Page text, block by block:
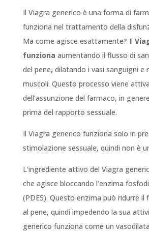
Il Viagra generico è una forma di
funziona nel trattamento della
Ma come agisce esattamente? Il
funziona aumentando il flusso di
del pene, dilatando i vasi sanguigni e
muscoli. Questo processo viene
dell’assunzione del farmaco, in
prima del rapporto sessuale.
Il Viagra generico funziona solo in
stimolazione sessuale, quindi non è
L’ingrediente attivo del Viagra
che agisce bloccando l’enzima
(PDE5). Questo enzima può ridurre il
al pene, quindi impedendo la sua
generico funziona come un